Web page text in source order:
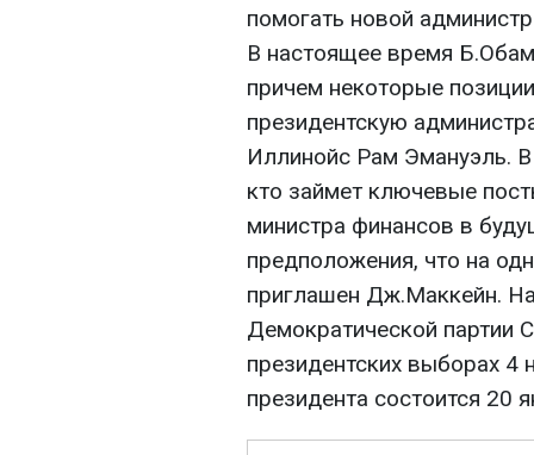
помогать новой
В настоящее время
причем некоторые
президентскую
Иллинойс Рам Эмануэль.
кто займет ключевые
министра финансов в
предположения, что на
приглашен Дж.Маккейн.
Демократической
президентских выборах 4
президента состоится 20